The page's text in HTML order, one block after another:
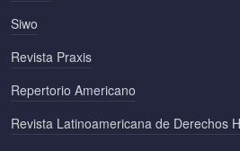
Siwo
Revista Praxis
Repertorio Americano
Revista Latinoamericana de Derechos